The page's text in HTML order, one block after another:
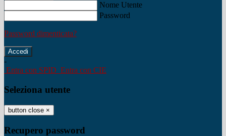
Nome Utente
Password
Password dimenticata?
-
Entra con SPID Entra con CIE
Seleziona utente
button close ×
Recupero password